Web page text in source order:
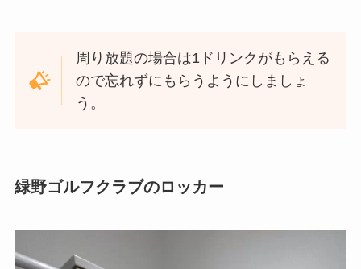
周り放題の場合は1ドリンクがもらえる
ので忘れずにもらうようにしましょ
う。
緑野ゴルフクラブのロッカー